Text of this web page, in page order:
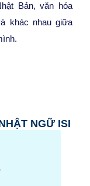
Bản, văn hóa
khác nhau giữa
NGỮ ISI